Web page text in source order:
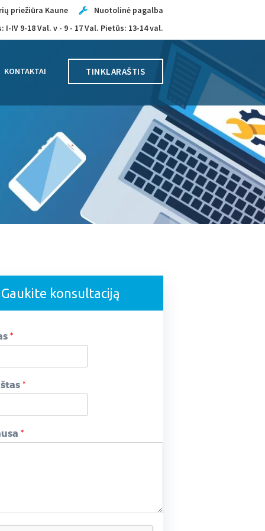
priežiūra Kaune
Nuotolinė pagalba
I-IV 9-18 Val. v - 9 - 17 Val. Pietūs: 13-14 val.
KONTAKTAI TINKLARAŠTIS
Gaukite konsultaciją
*
*
*